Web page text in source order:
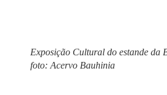
Exposição Cultural do estande
foto: Acervo Bauhinia